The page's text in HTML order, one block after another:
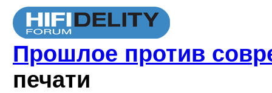
Прошлое против
печати